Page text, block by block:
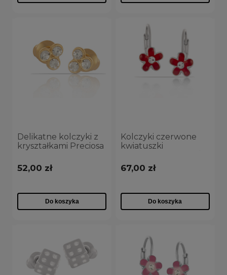
Delikatne kolczyki z
kryształkami Preciosa
(P7695AU)
52,00 zł
Do koszyka
Kolczyki czerwone
kwiatuszki
67,00 zł
Do koszyka